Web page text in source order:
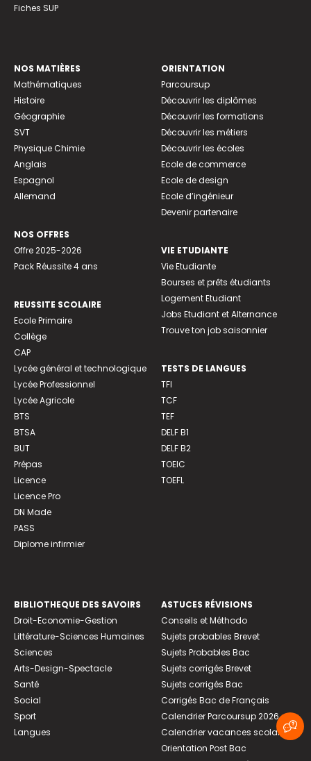
Fiches SUP
NOS MATIÈRES
Mathématiques
Histoire
Géographie
SVT
Physique Chimie
Anglais
Espagnol
Allemand
NOS OFFRES
Offre 2025-2026
Pack Réussite 4 ans
REUSSITE SCOLAIRE
Ecole Primaire
Collège
CAP
Lycée général et technologique
Lycée Professionnel
Lycée Agricole
BTS
BTSA
BUT
Prépas
Licence
Licence Pro
DN Made
PASS
Diplome infirmier
ORIENTATION
Parcoursup
Découvrir les diplômes
Découvrir les formations
Découvrir les métiers
Découvrir les écoles
Ecole de commerce
Ecole de design
Ecole d’ingénieur
Devenir partenaire
VIE ETUDIANTE
Vie Etudiante
Bourses et prêts étudiants
Logement Etudiant
Jobs Etudiant et Alternance
Trouve ton job saisonnier
TESTS DE LANGUES
TFI
TCF
TEF
DELF B1
DELF B2
TOEIC
TOEFL
BIBLIOTHEQUE DES SAVOIRS
Droit-Economie-Gestion
Littérature-Sciences Humaines
Sciences
Arts-Design-Spectacle
Santé
Social
Sport
Langues
ASTUCES RÉVISIONS
Conseils et Méthodo
Sujets probables Brevet
Sujets Probables Bac
Sujets corrigés Brevet
Sujets corrigés Bac
Corrigés Bac de Français
Calendrier Parcoursup 2026
Calendrier vacances scolaires
Orientation Post Bac